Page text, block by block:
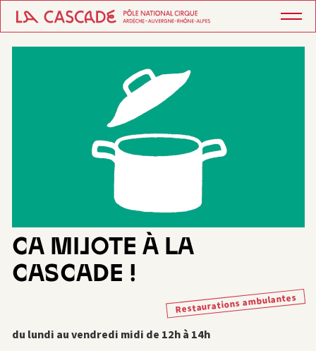
CA MIJOTE À LA
CASCADE !
Restaurations ambulantes
du lundi au vendredi midi de 12h à 14h